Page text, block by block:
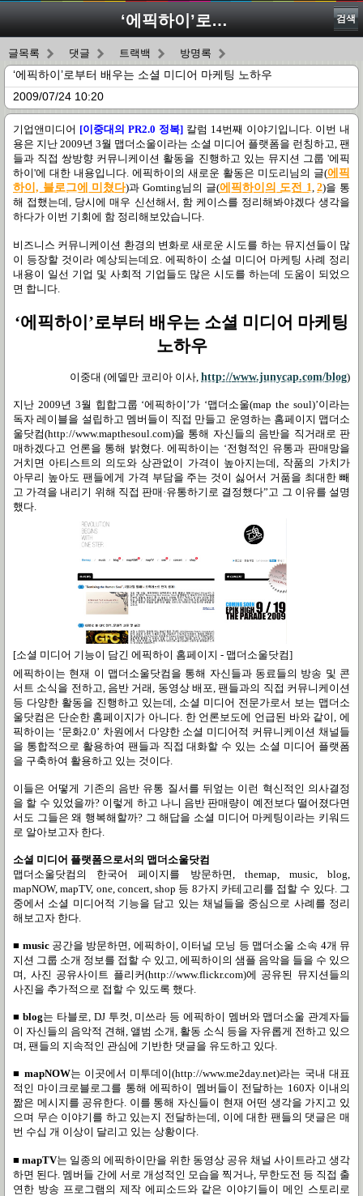
‘에픽하이’로부터 배우는 소셜 미디어 마케팅 노하우 검색
글목록 댓글 트랙백 방명록
‘에픽하이’로부터 배우는 소셜 미디어 마케팅 노하우
2009/07/24 10:20
기업앤미디어 [이중대의 PR2.0 정복] 칼럼 14번째 이야기입니다. 이번 내
용은 지난 2009년 3월 맵더소울이라는 소셜 미디어 플랫폼을 런칭하고, 팬
들과 직접 쌍방향 커뮤니케이션 활동을 진행하고 있는 뮤지션 그룹 '에픽
하이'에 대한 내용입니다. 에픽하이의 새로운 활동은 미도리님의 글(에픽
하이, 블로그에 미쳤다)과 Gomting님의 글(에픽하이의 도전 1,2)을 통
해 접했는데, 당시에 매우 신선해서, 함 케이스를 정리해봐야겠다 생각을
하다가 이번 기회에 함 정리해보았습니다.
비즈니스 커뮤니케이션 환경의 변화로 새로운 시도를 하는 뮤지션들이 많
이 등장할 것이라 예상되는데요. 에픽하이 소셜 미디어 마케팅 사례 정리
내용이 일선 기업 및 사회적 기업들도 많은 시도를 하는데 도움이 되었으
면 합니다.
‘에픽하이 ’로부터 배우는 소셜 미디어 마케팅
노하우
이중대 (에델만 코리아 이사, http://www.junycap.com/blog)
지난 2009년 3월 힙합그룹 ‘에픽하이 ’가 ‘맵더소울(map the soul)’이라는
독자 레이블을 설립하고 멤버들이 직접 만들고 운영하는 홈페이지 맵더소
울닷컴(http://www.mapthesoul.com)을 통해 자신들의 음반을 직거래로 판
매하겠다고 언론을 통해 밝혔다.에픽하이는 ‘전형적인 유통과 판매망을
거치면 아티스트의 의도와 상관없이 가격이 높아지는데, 작품의 가치가
아무리 높아도 팬들에게 가격 부담을 주는 것이 싫어서 거품을 최대한 빼
고 가격을 내리기 위해 직접 판매·유통하기로 결정했다”고 그 이유를 설명
했다.
[소셜 미디어 기능이 담긴 에픽하이 홈페이지 - 맵더소울닷컴]
에픽하이는 현재 이 맵더소울닷컴을 통해 자신들과 동료들의 방송 및 콘
서트 소식을 전하고 음반 거래 동영상 배포 ,팬들과의 직접 커뮤니케이션
등 다양한 활동을 진행하고 있는데
소셜 미디어 전문가로서 보는 맵더소
울닷컴은 단순한 홈페이지가 아니다 한 언론보도에 언급된 바와 같이 ,에
픽하이는 ‘문화2.0’ 차원에서 다양한 소셜 미디어적 커뮤니케이션 채널들
을 통합적으로 활용하여 팬들과 직접 대화할 수 있는 소셜 미디어 플랫폼
을 구축하여 활용하고 있는 것이다
이들은 어떻게 기존의 음반 유통 질서를 뒤엎는 이런 혁신적인 의사결정
을 할 수 있었을까? 이렇게 하고 나니 음반 판매량이 예전보다 떨어졌다면
서도 그들은 왜 행복해할까? 그 해답을 소셜 미디어 마케팅이라는 키워드
로 알아보고자 한다
소셜 미디어 플랫폼으로서의 맵더소울닷컴
맵더소울닷컴의 한국어 페이지를 방문하면 , themap, music, blog,
mapNOW, mapTV, one, concert, shop 등 8가지 카테고리를 접할 수 있다. 그
중에서 소셜 미디어적 기능을 담고 있는 채널들을 중심으로 사례를 정리
해보고자 한다
■ music 공간을 방문하면 에픽하이 이터널 모닝 등 맵더소울 소속 4개 뮤
지션 그룹 소개 정보를 접할 수 있고 에픽하이의 샘플 음악을 들을 수 있으
며
사진 공유사이트 플리커(http://www.flickr.com)에 공유된 뮤지션들의
사진을 추가적으로 접할 수 있도록 했다
■blog는 타블로 , DJ 투컷 미쓰라 등 에픽하이 멤버와 맵더소울 관계자들
이 자신들의 음악적 견해 앨범 소개 활동 소식 등을 자유롭게 전하고 있으
며 팬들의 지속적인 관심에 기반한 댓글을 유도하고 있다
■ mapNOW는 이곳에서 미투데이(http://www.me2day.net)라는 국내 대표
적인 마이크로블로그를 통해 에픽하이 멤버들이 전달하는 160자 이내의
짦은 메시지를 공유한다 이를 통해 자신들이 현재 어떤 생각을 가지고 있
으며 무슨 이야기를 하고 있는지 전달하는데
이에 대한 팬들의 댓글은 매
번 수십 개 이상이 달리고 있는 상황이다
■ mapTV는 일종의 에픽하이만을 위한 동영상 공유 채널 사이트라고 생각
하면 된다 멤버들 간에 서로 개성적인 모습을 찍거나 무한도전 등 직접 출
연한 방송 프로그램의 제작 에피소드와 같은 이야기들이 메인 스토리로